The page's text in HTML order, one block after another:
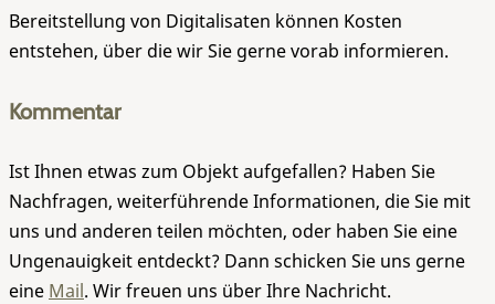
Bereitstellung von Digitalisaten können Kosten
entstehen, über die wir Sie gerne vorab informieren.
Kommentar
Ist Ihnen etwas zum Objekt aufgefallen? Haben Sie
Nachfragen, weiterführende Informationen, die Sie mit
uns und anderen teilen möchten, oder haben Sie eine
Ungenauigkeit entdeckt? Dann schicken Sie uns gerne
eine Mail. Wir freuen uns über Ihre Nachricht.